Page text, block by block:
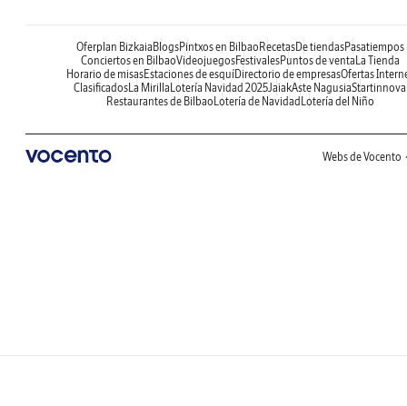
Oferplan Bizkaia BlogsPintxos en Bilbao RecetasDe tiendasPasatiempos
Conciertos en BilbaoVideojuegosFestivalesPuntos de venta La Tienda
Horario de misasEstaciones de esquíDirectorio de empresasOfertas
Clasificados La Mirilla Lotería Navidad 2025JaiakAste NagusiaStartinnova
Restaurantes de Bilbao Lotería de Navidad Lotería del Niño
Webs de Vocento